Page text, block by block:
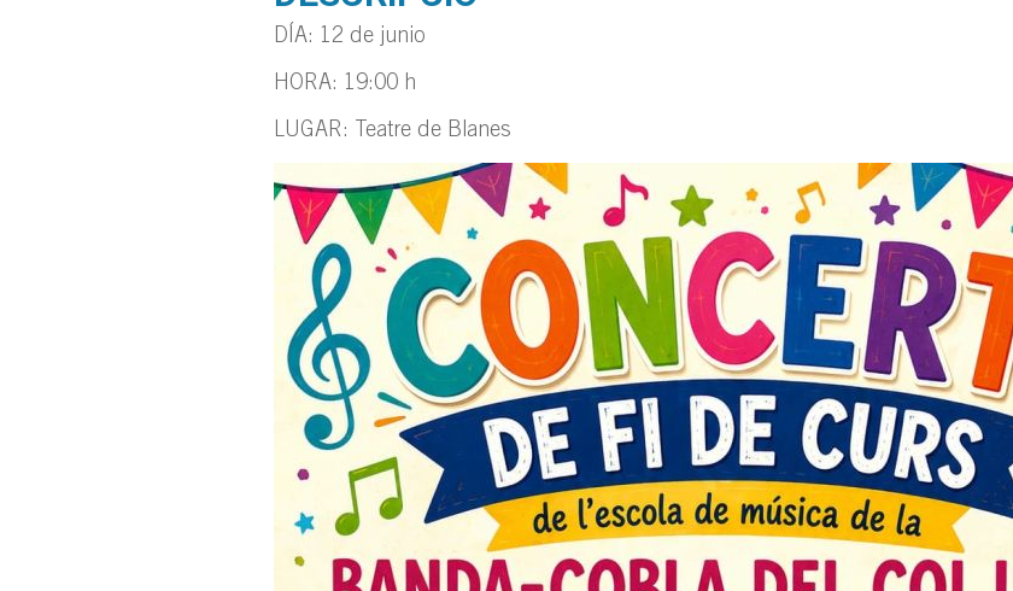
DÍA: 12 de junio
HORA: 19:00 h
LUGAR: Teatre de Blanes